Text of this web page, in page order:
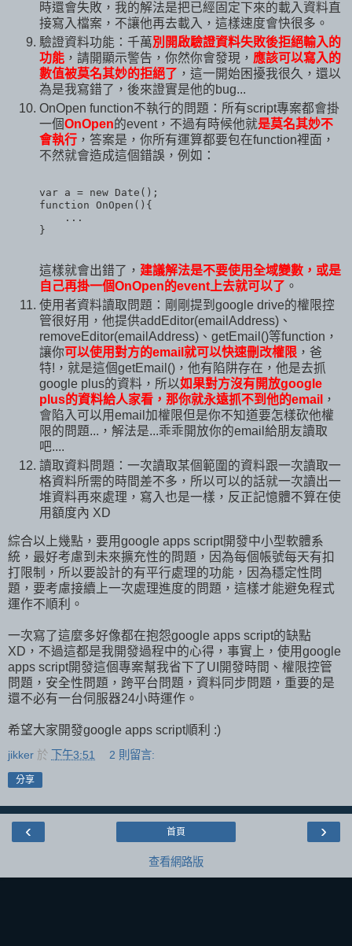
時還會失敗，我的解法是把已經固定下來的載入資料直
接寫入檔案，不讓他再去載入，這樣速度會快很多。
驗證資料功能：千萬別開啟驗證資料失敗後拒絕輸入的
功能 ，請開顯示警告，你然你會發現， 應該可以寫入的
數值被莫名其妙的拒絕了 ，這一開始困擾我很久，還以
為是我寫錯了，後來證實是他的bug...
OnOpen function不執行的問題：所有script專案都會掛
一個OnOpen的event，不過有時候他就是莫名其妙不
會執行 ，答案是，你所有運算都要包在function裡面，
不然就會造成這個錯誤，例如：
var a = new Date();
function OnOpen(){
    ...
這樣就會出錯了， 建議解法是不要使用全域變數，或是
自己再掛一個OnOpen的event上去就可以了 。
使用者資料讀取問題：剛剛提到google drive的權限控
管很好用，他提供addEditor(emailAddress)、
removeEditor(emailAddress)、getEmail()等function，
讓你可以使用對方的email就可以快速刪改權限 ，爸
特!，就是這個getEmail()，他有陷阱存在，他是去抓
google plus的資料，所以如果對方沒有開放google
plus的資料給人家看，那你就永遠抓不到他的email ，
會陷入可以用email加權限但是你不知道要怎樣砍他權
限的問題...，解法是...乖乖開放你的email給朋友讀取
吧....
讀取資料問題：一次讀取某個範圍的資料跟一次讀取一
格資料所需的時間差不多，所以可以的話就一次讀出一
堆資料再來處理，寫入也是一樣，反正記憶體不算在使
用額度內 XD
綜合以上幾點，要用google apps script開發中小型軟體系
統，最好考慮到未來擴充性的問題，因為每個帳號每天有扣
打限制，所以要設計的有平行處理的功能，因為穩定性問
題，要考慮接續上一次處理進度的問題，這樣才能避免程式
運作不順利。
一次寫了這麼多好像都在抱怨google apps script的缺點
XD，不過這都是我開發過程中的心得，事實上，使用google
apps script開發這個專案幫我省下了UI開發時間、權限控管
問題，安全性問題，跨平台問題，資料同步問題，重要的是
還不必有一台伺服器24小時運作。
希望大家開發google apps script順利 :)
jikker 於 下午3:51 2 則留言:
分享
‹ ›
首頁
查看網路版